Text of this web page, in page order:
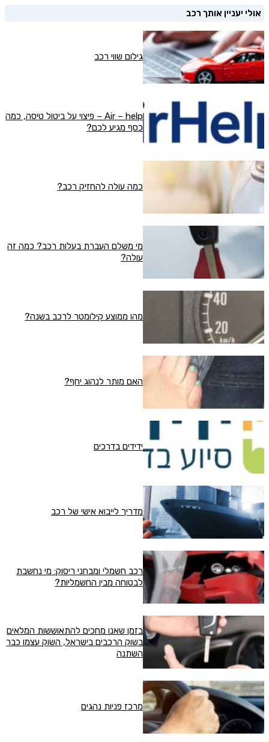
אולי יעניין אותך רכב
גילום שווי רכב
Air – help – פיצוי על ביטול טיסה, כמה
כסף מגיע לכם?
כמה עולה להחזיק רכב?
מי משלם העברת בעלות רכב? כמה זה
עולה?
מהו ממוצע קילומטר לרכב בשנה?
האם מותר לנהוג יחף?
ידידים בדרכים
מדריך לייבוא אישי של רכב
רכב חשמלי ומבחני ריסוק: מי נחשבת
לבטוחה מבין החשמליות?
בזמן שאנו מחכים להתאוששות המלאים
בשוק הרכבים בישראל, השוק עצמו כבר
השתנה
מרכז פניות נהגים